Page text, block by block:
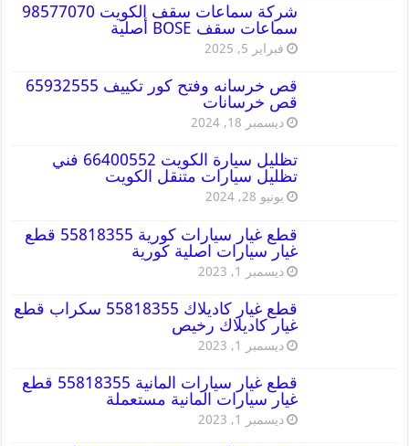
شركة سماعات سقف الكويت 98577070
سماعات سقف BOSE أصلية
فبراير 5, 2025
قص خرسانه وفتح كور تكييف 65932555
قص خرسانات
ديسمبر 18, 2024
تظليل سيارة الكويت 66400552 فني
تظليل سيارات متنقل الكويت
يونيو 28, 2024
قطع غيار سيارات كورية 55818355 قطع
غيار سيارات اصلية كورية
ديسمبر 1, 2023
قطع غيار كاديلاك 55818355 سكراب قطع
غيار كاديلاك رخيص
ديسمبر 1, 2023
قطع غيار سيارات المانية 55818355 قطع
غيار سيارات المانية مستعملة
ديسمبر 1, 2023